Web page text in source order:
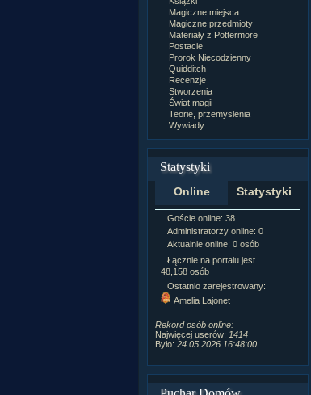
Magiczne miejsca
Magiczne przedmioty
Materiały z Pottermore
Postacie
Prorok Niecodzienny
Quidditch
Recenzje
Stworzenia
Świat magii
Teorie, przemyslenia
Wywiady
Statystyki
Online Statystyki
Goście online: 38
Administratorzy online: 0
Aktualnie online: 0 osób
Łącznie na portalu jest
48,158 osób
Ostatnio zarejestrowany:
Amelia Lajonet
Rekord osób online:
Najwięcej userów: 1414
Było: 24.05.2026 16:48:00